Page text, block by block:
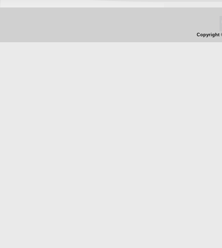
Copyright